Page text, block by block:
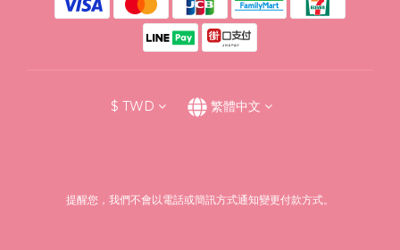
$ TWD 繁體中文
提醒您，我們不會以電話或簡訊方式通知變更付款方式。